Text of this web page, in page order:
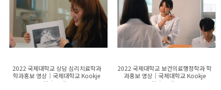
2022 국제대학교 상담 심리치료학과
학과홍보 영상│국제대학교 Kookje
University
2022 국제대학교 보건의료행정학과 학
과홍보 영상│국제대학교 Kookje
University